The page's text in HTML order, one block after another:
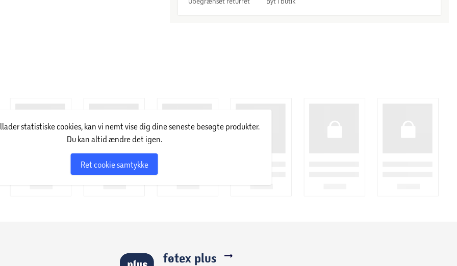
statistiske cookies, kan vi nemt vise dig dine seneste besøgte produkter.
Du kan altid ændre det igen.
Ret cookie samtykke
føtex plus